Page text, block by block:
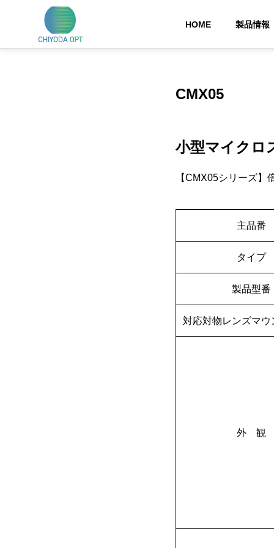
HOME 製品情報
CMX05
小型マイクロ
【CMX05シリーズ】
主品番
タイプ
製品型番
対応対物レンズマウ
外 観